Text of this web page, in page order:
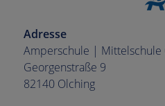
Adresse
Amperschule | Mittelschule
Georgenstraße 9
82140 Olching